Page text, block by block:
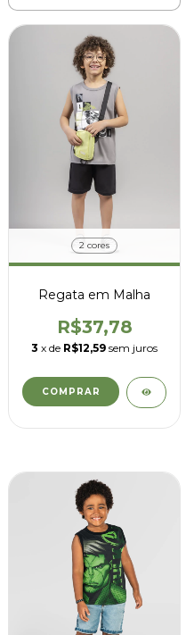
2 cores
Regata em Malha
R$37,78
3 x de R$12,59 sem juros
COMPRAR